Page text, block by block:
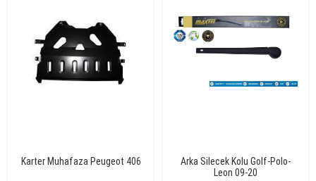
Karter Muhafaza Peugeot 406
Arka Silecek Kolu Golf-Polo-
Leon 09-20